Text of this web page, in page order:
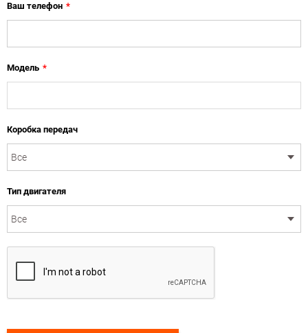
Ваш телефон *
Модель *
Коробка передач
Тип двигателя